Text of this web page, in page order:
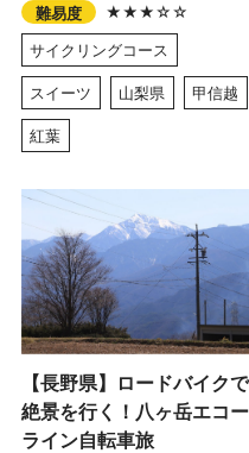
難易度
★★★☆☆
サイクリングコース
スイーツ 山梨県 甲信越
紅葉
【長野県】ロードバイクで
絶景を行く！八ヶ岳エコー
ライン自転車旅